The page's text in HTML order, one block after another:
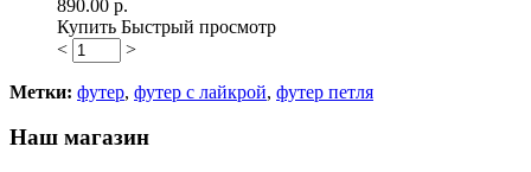
890.00 р.
Купить Быстрый просмотр
<
>
Метки: футер, футер с лайкрой, футер петля
Наш магазин